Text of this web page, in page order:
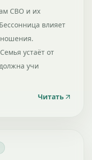
СВО и их
влияет
устаёт от
учи
Читать